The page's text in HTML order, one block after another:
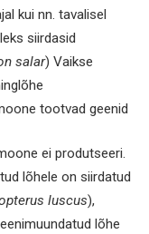
kui nn. tavalisel
siirdasid
salar) Vaikse
tootvad geenid
ei produtseeri.
lõhele on siirdatud
luscus),
lõhe